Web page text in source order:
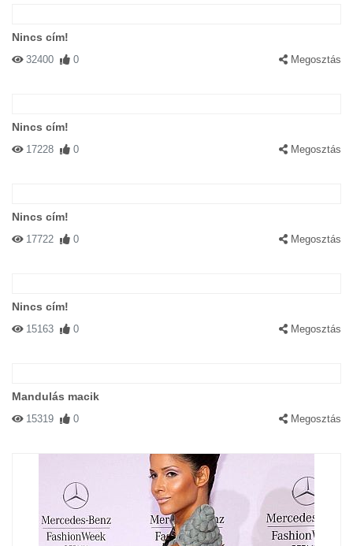
Nincs cím!
32400 0 Megosztás
Nincs cím!
17228 0 Megosztás
Nincs cím!
17722 0 Megosztás
Nincs cím!
15163 0 Megosztás
Mandulás macik
15319 0 Megosztás